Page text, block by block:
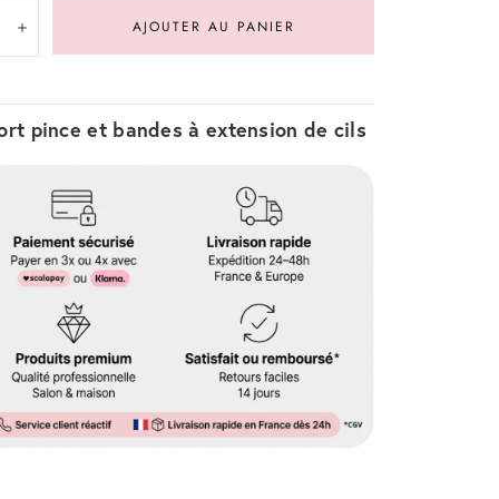
Augmenter AJOUTER AU PANIER
pince et bandes à extension de cils